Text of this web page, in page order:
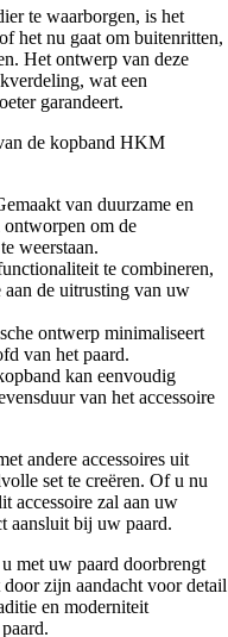
te waarborgen, is het
het nu gaat om buitenritten,
Het ontwerp van deze
wat een
garandeert.
de kopband HKM
van duurzame en
ontworpen om de
weerstaan.
te combineren,
aan de uitrusting van uw
ontwerp minimaliseert
van het paard.
kan eenvoudig
van het accessoire
andere accessoires uit
set te creëren. Of u nu
accessoire zal aan uw
aansluit bij uw paard.
met uw paard doorbrengt
zijn aandacht voor detail
en moderniteit